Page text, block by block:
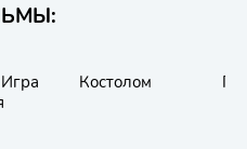
Костолом